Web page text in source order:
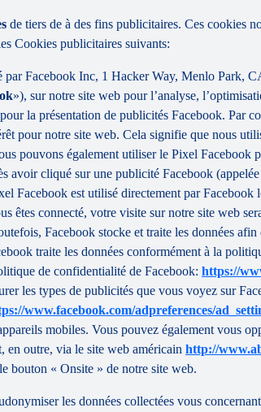
de tiers de à des fins publicitaires. Ces cookies
Cookies publicitaires suivants:
Facebook Inc, 1 Hacker Way, Menlo Park,
»), sur notre site web pour l’analyse,
la présentation de publicités Facebook.
pour notre site web. Cela signifie que nous
pouvons également utiliser le Pixel
avoir cliqué sur une publicité Facebook
Facebook est utilisé directement par
êtes connecté, votre visite sur notre site web
Facebook stocke et traite les données
traite les données conformément à la
de confidentialité de Facebook: https://
les types de publicités que vous voyez sur
www.facebook.com/adpreferences/
mobiles. Vous pouvez également
en outre, via le site web américain http://
bouton « Onsite » de notre site web.
les données collectées vous